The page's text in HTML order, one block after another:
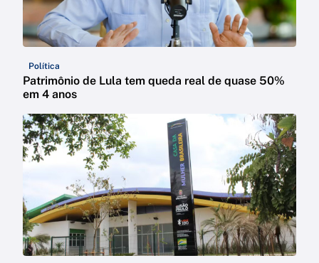
Política
Patrimônio de Lula tem queda real de quase 50%
em 4 anos